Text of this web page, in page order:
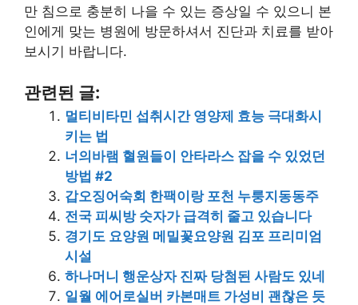
만 침으로 충분히 나을 수 있는 증상일 수 있으니 본
인에게 맞는 병원에 방문하셔서 진단과 치료를 받아
보시기 바랍니다.
관련된 글:
멀티비타민 섭취시간 영양제 효능 극대화시
키는 법
너의바램 혈원들이 안타라스 잡을 수 있었던
방법 #2
갑오징어숙회 한팩이랑 포천 누룽지동동주
전국 피씨방 숫자가 급격히 줄고 있습니다
경기도 요양원 메밀꽃요양원 김포 프리미엄
시설
하나머니 행운상자 진짜 당첨된 사람도 있네
일월 에어로실버 카본매트 가성비 괜찮은 듯